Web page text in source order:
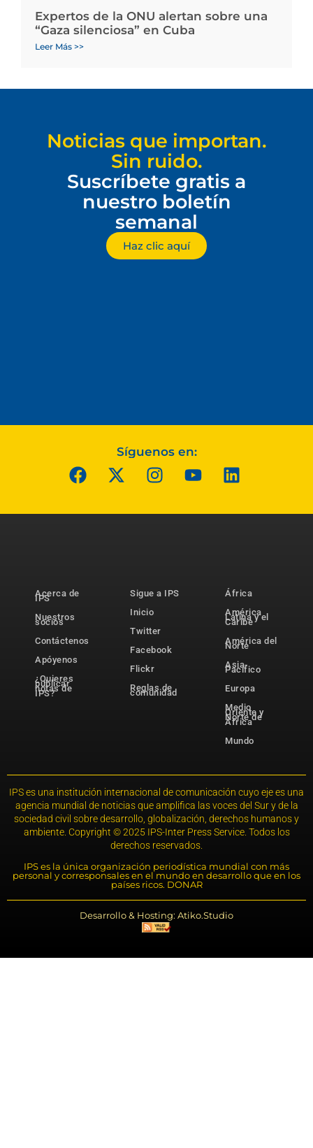
Expertos de la ONU alertan sobre una
“Gaza silenciosa” en Cuba
Leer Más >>
Noticias que importan.
Sin ruido.
Suscríbete gratis a
nuestro boletín
semanal
Haz clic aquí
Síguenos en:
Acerca de
IPS
Nuestros
socios
Contáctenos
Apóyenos
¿Quieres
publicar
notas de
IPS?
Sigue a IPS
Inicio
Twitter
Facebook
Flickr
Reglas de
comunidad
África
América
Latina y el
Caribe
América del
Norte
Asia-
Pacífico
Europa
Medio
Oriente y
Norte de
África
Mundo
IPS es una institución internacional de comunicación cuyo eje es una
agencia mundial de noticias que amplifica las voces del Sur y de la
sociedad civil sobre desarrollo, globalización, derechos humanos y
ambiente. Copyright © 2025 IPS-Inter Press Service. Todos los
derechos reservados.
IPS es la única organización periodística mundial con más
personal y corresponsales en el mundo en desarrollo que en los
países ricos. DONAR
Desarrollo & Hosting: Atiko.Studio